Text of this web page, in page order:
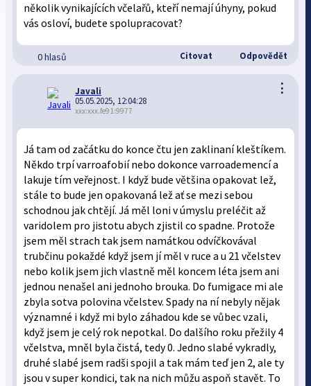
několik vynikajících včelařů, kteří nemají úhyny, pokud
vás osloví, budete spolupracovat?
0 hlasů Citovat Odpovědět
⋮
Javali
05.05.2025, 12:04:28
xxx:xxx.fe91:9977
Já tam od začátku do konce čtu jen zaklinaní kleštíkem.
Někdo trpí varroafobií nebo dokonce varroademencí a
lakuje tím veřejnost. I když bude většina opakovat lež,
stále to bude jen opakovaná lež ať se mezi sebou
schodnou jak chtějí. Já měl loni v úmyslu preléčit až
varidolem pro jistotu abych zjistil co spadne. Protože
jsem měl strach tak jsem namátkou odvíčkovával
trubčinu pokaždé když jsem jí měl v ruce a u 21 včelstev
nebo kolik jsem jich vlastně měl koncem léta jsem ani
jednou nenašel ani jednoho brouka. Do fumigace mi ale
zbyla sotva polovina včelstev. Spady na ní nebyly nějak
významné i když mi bylo záhadou kde se vůbec vzali,
když jsem je celý rok nepotkal. Do dalšího roku přežily 4
včelstva, mněl byla čistá, tedy 0. Jedno slabé vykradly,
druhé slabé jsem radši spojil a tak mám teď jen 2, ale ty
jsou v super kondici, tak na nich můžu aspoň stavět. To